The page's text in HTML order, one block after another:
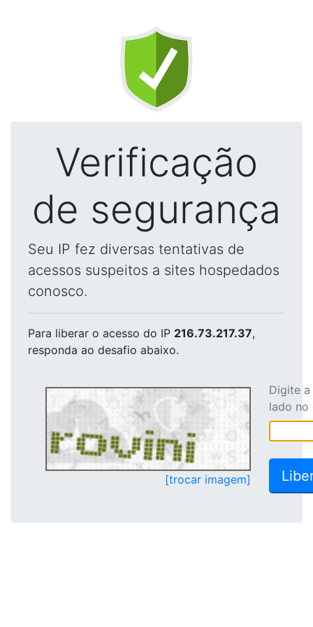
Verificação
de segurança
Seu IP fez diversas tentativas de
acessos suspeitos a sites hospedados
conosco.
Para liberar o acesso do IP 216.73.217.37,
responda ao desafio abaixo.
[trocar imagem]
Digite
lado no